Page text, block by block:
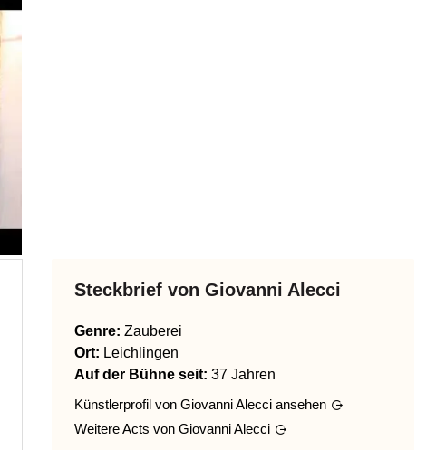
Steckbrief von Giovanni Alecci
Genre: Zauberei
Ort: Leichlingen
Auf der Bühne seit: 37 Jahren
Künstlerprofil von Giovanni Alecci ansehen
Weitere Acts von Giovanni Alecci